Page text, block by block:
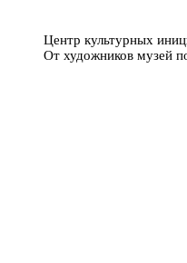
Центр культурных
От художников музей